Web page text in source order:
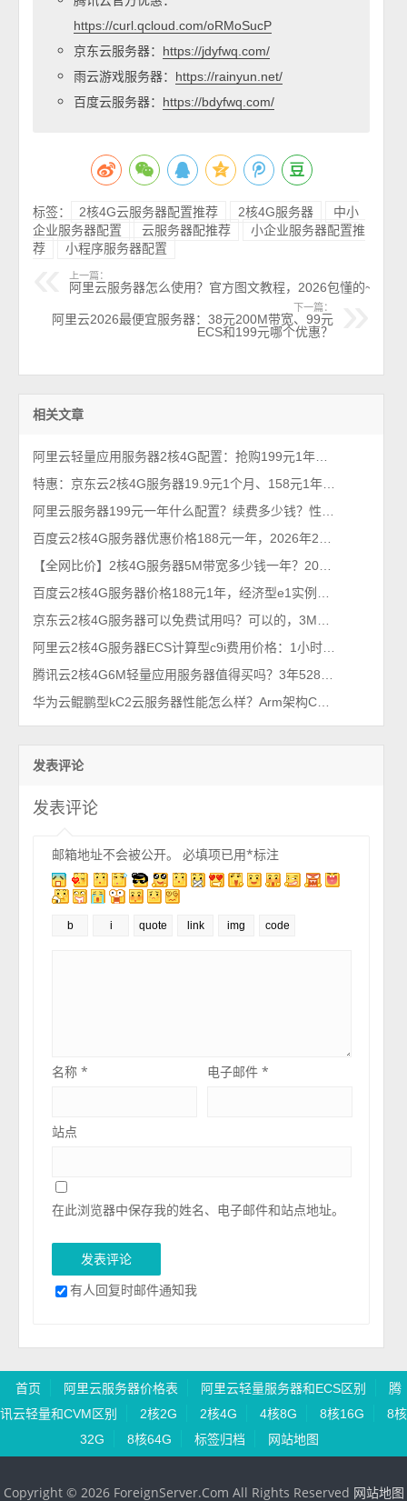
https://curl.qcloud.com/oRMoSucP
京东云服务器： https://jdyfwq.com/
雨云游戏服务器： https://rainyun.net/
百度云服务器： https://bdyfwq.com/
标签： 2核4G云服务器配置推荐 2核4G服务器
中小
企业服务器配置
云服务器配推荐
小企业服务器配置推
荐
小程序服务器配置
上一篇：
阿里云服务器怎么使用？官方图文教程，2026包懂的~
下一篇：
阿里云2026最便宜服务器：38元200M带宽、99元
ECS和199元哪个优惠？
相关文章
发表评论
发表评论
邮箱地址不会被公开。 必填项已用*标注
名称* 电子邮件*
站点
在此浏览器中保存我的姓名、电子邮件和站点地址。
有人回复时邮件通知我
首页 阿里云服务器价格表 阿里云轻量服务器和ECS区别
腾
讯云轻量和CVM区别
2核2G 2核4G 4核8G 8核16G
8核
32G
8核64G 标签归档 网站地图
Copyright © 2026 ForeignServer.Com All Rights Reserved 网站地图